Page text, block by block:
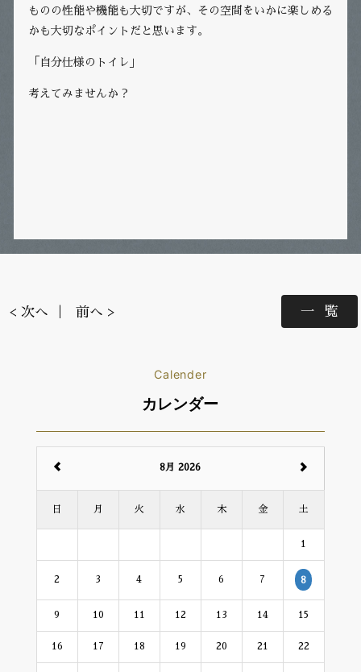
ものの性能や機能も大切ですが、その空間をいかに楽しめる
かも大切なポイントだと思います。
「自分仕様のトイレ」
考えてみませんか？
一覧
< 次へ 前へ >
Calender
カレンダー
8月 2026
日 月 火 水 木 金 土
1
2 3 4 5 6 7 8
9 10 11 12 13 14 15
16 17 18 19 20 21 22